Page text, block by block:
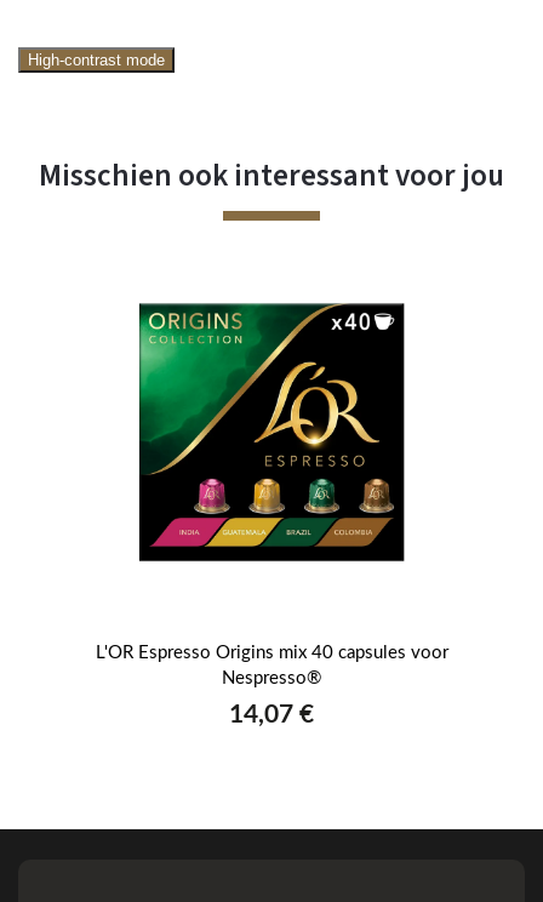
High-contrast mode
Misschien ook interessant voor jou
L'OR Espresso Origins mix 40 capsules voor
Nespresso®
14,07 €